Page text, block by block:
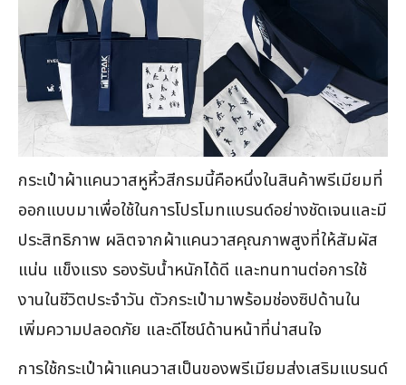
กระเป๋าผ้าแคนวาสหูหิ้วสีกรมนี้คือหนึ่งในสินค้าพรีเมียมที่
ออกแบบมาเพื่อใช้ในการโปรโมทแบรนด์อย่างชัดเจนและมี
ประสิทธิภาพ ผลิตจากผ้าแคนวาสคุณภาพสูงที่ให้สัมผัส
แน่น แข็งแรง รองรับน้ำหนักได้ดี และทนทานต่อการใช้
งานในชีวิตประจำวัน ตัวกระเป๋ามาพร้อมช่องซิปด้านใน
เพิ่มความปลอดภัย และดีไซน์ด้านหน้าที่น่าสนใจ
การใช้กระเป๋าผ้าแคนวาสเป็นของพรีเมียมส่งเสริมแบรนด์